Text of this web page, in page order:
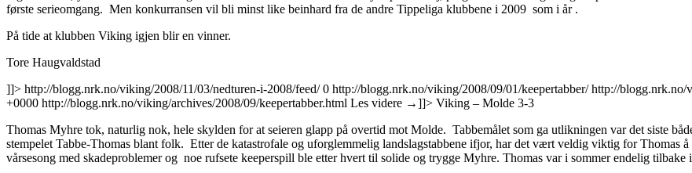
første serieomgang. Men konkurransen vil bli minst like beinhard fra de andre Tippeliga klubbene i 2009 som i år .
På tide at klubben Viking igjen blir en vinner.
Tore Haugvaldstad
]]> http://blogg.nrk.no/viking/2008/11/03/nedturen-i-2008/feed/ 0 http://blogg.nrk.no/viking/2008/09/01/keepertabber/http://blogg.nrk.no/
+0000 http://blogg.nrk.no/viking/archives/2008/09/keepertabber.html Les videre →]]> Viking – Molde 3-3
Thomas Myhre tok, naturlig nok, hele skylden for at seieren glapp på overtid mot Molde. Tabbemålet som ga utlikningen var det siste
stempelet Tabbe-Thomas blant folk. Etter de katastrofale og uforglemmelig landslagstabbene ifjor, har det vært veldig viktig for Thomas
vårsesong med skadeproblemer og noe rufsete keeperspill ble etter hvert til solide og trygge Myhre. Thomas var i sommer endelig